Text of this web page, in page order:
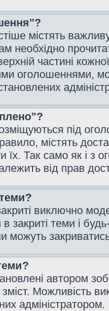
містять
необхідно
частині
оголошеннями,
під
містять
їх. Так само як і
від прав
виключно
закриті теми і
автором
Можливість
адміністратором.